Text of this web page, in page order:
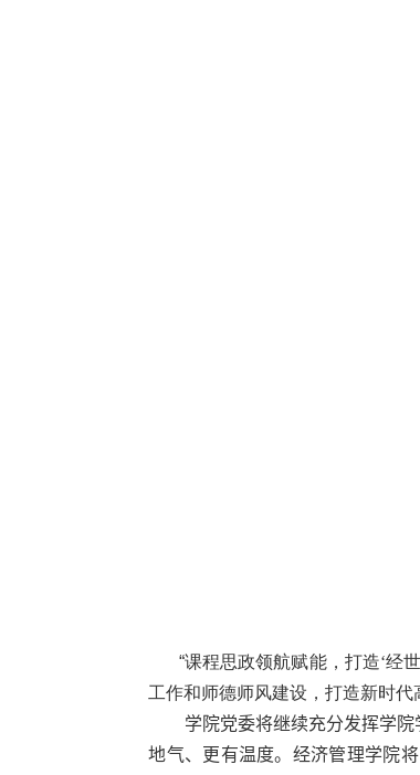
“课程思政领航赋能，打造‘经
工作和师德师风建设，打造新时代
学院党委将继续充分发挥学
地气、更有温度。经济管理学院